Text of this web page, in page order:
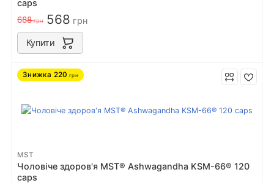
caps
688грн 568 грн
Купити
Знижка 220 грн
MST
Чоловіче здоров'я MST® Ashwagandha KSM-66® 120
caps